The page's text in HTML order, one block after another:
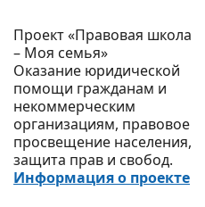
Проект «Правовая школа
– Моя семья»
Оказание юридической
помощи гражданам и
некоммерческим
организациям, правовое
просвещение населения,
защита прав и свобод.
Информация о проекте